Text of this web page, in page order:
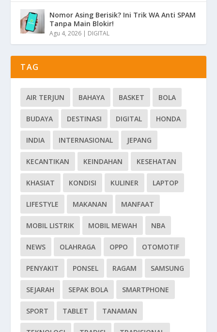
Nomor Asing Berisik? Ini Trik WA Anti SPAM
Tanpa Main Blokir!
Agu 4, 2026 | DIGITAL
TAG
AIR TERJUN BAHAYA BASKET BOLA
BUDAYA DESTINASI DIGITAL HONDA
INDIA INTERNASIONAL JEPANG
KECANTIKAN KEINDAHAN KESEHATAN
KHASIAT KONDISI KULINER LAPTOP
LIFESTYLE MAKANAN MANFAAT
MOBIL LISTRIK MOBIL MEWAH NBA
NEWS OLAHRAGA OPPO OTOMOTIF
PENYAKIT PONSEL RAGAM SAMSUNG
SEJARAH SEPAK BOLA SMARTPHONE
SPORT TABLET TANAMAN